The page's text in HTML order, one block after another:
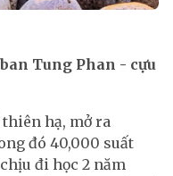
Tung Phan - cựu
thiên hạ, mở ra
đó 40,000 suất
đi học 2 năm